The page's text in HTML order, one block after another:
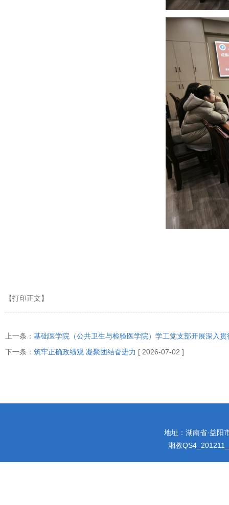
【打印正文】
上一条： 基础医学院（公共卫生与检验医学院）学工党支部开展深入
下一条： 筑牢正确政绩观 凝聚团结奋进力 [ 2026-07-02 ]
地址：湖南省·益阳
湘教